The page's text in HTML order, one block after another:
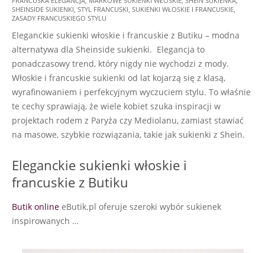
11-
18
SHEINSIDE SUKIENKI, STYL FRANCUSKI, SUKIENKI WŁOSKIE I FRANCUSKIE,
ZASADY FRANCUSKIEGO STYLU
Eleganckie sukienki włoskie i francuskie z Butiku – modna
alternatywa dla Sheinside sukienki. Elegancja to
ponadczasowy trend, który nigdy nie wychodzi z mody.
Włoskie i francuskie sukienki od lat kojarzą się z klasą,
wyrafinowaniem i perfekcyjnym wyczuciem stylu. To właśnie
te cechy sprawiają, że wiele kobiet szuka inspiracji w
projektach rodem z Paryża czy Mediolanu, zamiast stawiać
na masowe, szybkie rozwiązania, takie jak sukienki z Shein.
Eleganckie sukienki włoskie i
francuskie z Butiku
Butik online eButik.pl oferuje szeroki wybór sukienek
inspirowanych …